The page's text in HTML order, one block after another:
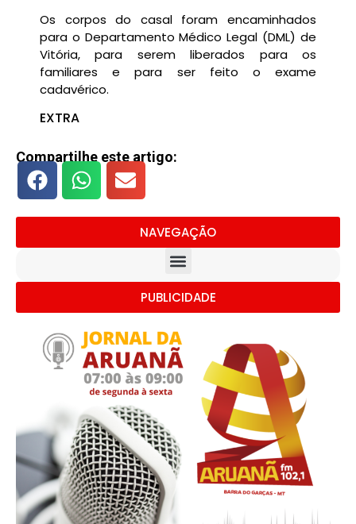
Os corpos do casal foram encaminhados
para o Departamento Médico Legal (DML) de
Vitória, para serem liberados para os
familiares e para ser feito o exame
cadavérico.
EXTRA
Compartilhe este artigo:
NAVEGAÇÃO
PUBLICIDADE